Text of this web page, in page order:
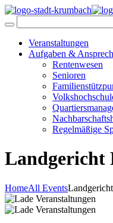
Veranstaltungen
Aufgaben &
Rentenwesen
Senioren
Regelmäßige
Landgericht
HomeAll Events